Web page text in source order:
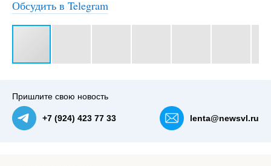
Обсудить в Telegram
Пришлите свою новость
+7 (924) 423 77 33 lenta@newsvl.ru